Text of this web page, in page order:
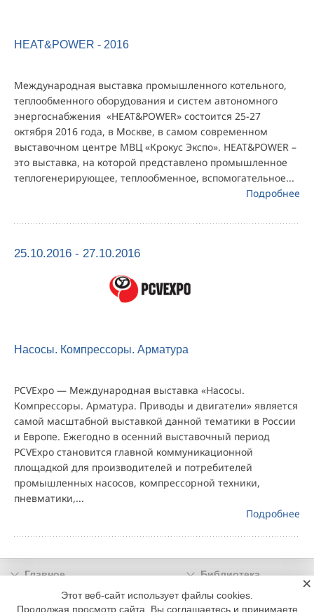
HEAT&POWER - 2016
Международная выставка промышленного котельного,
теплообменного оборудования и систем автономного
энергоснабжения «HEAT&POWER» состоится 25-27
октября 2016 года, в Москве, в самом современном
выставочном центре МВЦ «Крокус Экспо». HEAT&POWER –
это выставка, на которой представлено промышленное
теплогенерирующее, теплообменное, вспомогательное...
Подробнее
25.10.2016 - 27.10.2016
Насосы. Компрессоры. Арматура
PCVExpo — Международная выставка «Насосы.
Компрессоры. Арматура. Приводы и двигатели» является
самой масштабной выставкой данной тематики в России
и Европе. Ежегодно в осенний выставочный период
PCVExpo становится главной коммуникационной
площадкой для производителей и потребителей
промышленных насосов, компрессорной техники,
пневматики,...
Подробнее
Главное
Библиотека
Подписка
Реклама
Этот веб-сайт использует файлы cookies.
Продолжая просмотр сайта, Вы соглашаетесь и принимаете
×